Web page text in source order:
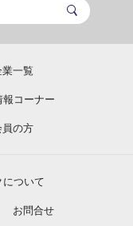
一覧
報コーナー
員の方
について
お問合せ